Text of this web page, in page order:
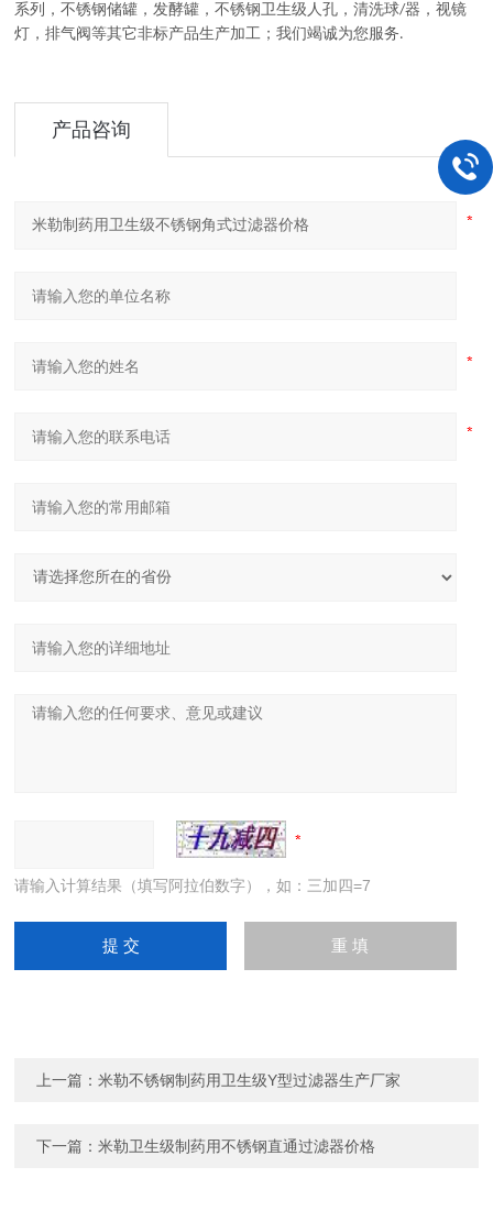
系列 ，不锈钢储罐，发酵罐，不锈钢卫生级人孔，清洗球/器，视镜
灯，排气阀等其它非标产品生产加工 ；我们竭诚为您服务.
产品咨询
请输入计算结果（填写阿拉伯数字），如：三加四=7
上一篇：米勒不锈钢制药用卫生级Y型过滤器生产厂家
下一篇：米勒卫生级制药用不锈钢直通过滤器价格